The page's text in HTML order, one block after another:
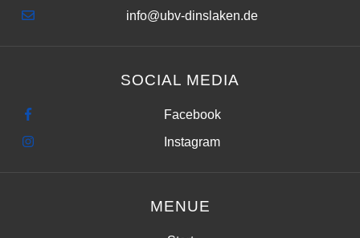
info@ubv-dinslaken.de
SOCIAL MEDIA
Facebook
Instagram
MENUE